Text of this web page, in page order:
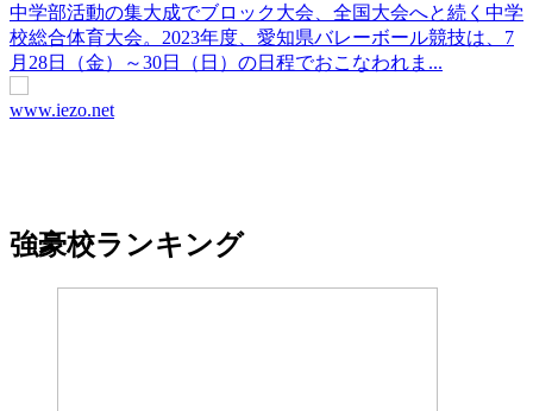
中学部活動の集大成でブロック大会、全国大会へと続く中学
校総合体育大会。2023年度、愛知県バレーボール競技は、7
月28日（金）～30日（日）の日程でおこなわれま...
www.iezo.net
強豪校ランキング